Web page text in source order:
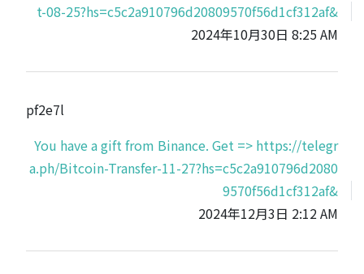
t-08-25?hs=c5c2a910796d20809570f56d1cf312af&
2024年10月30日 8:25 AM
pf2e7l
You have a gift from Binance. Get => https://telegr
a.ph/Bitcoin-Transfer-11-27?hs=c5c2a910796d2080
9570f56d1cf312af&
2024年12月3日 2:12 AM